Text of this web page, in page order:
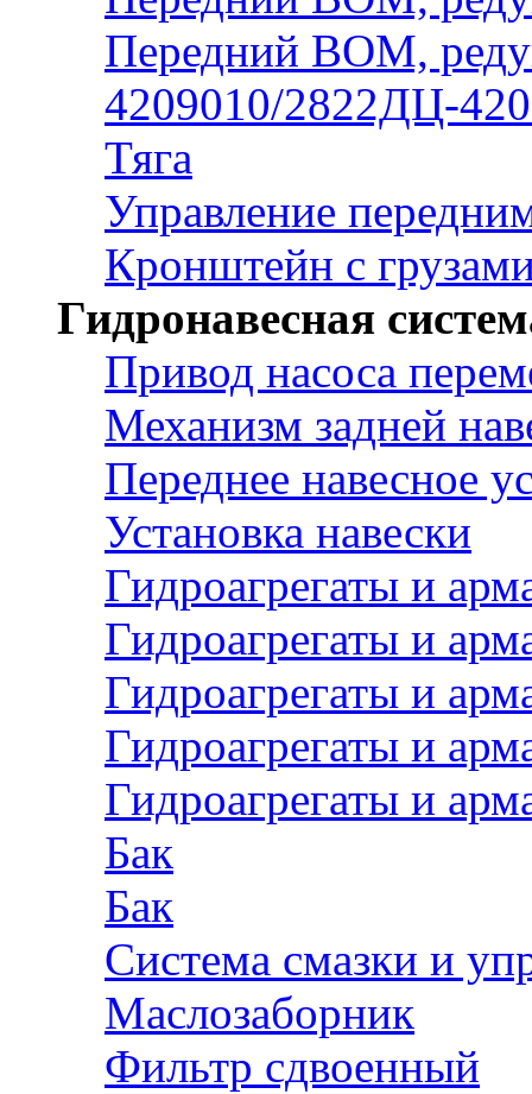
Передний ВОМ,
4209010/2822ДЦ-
Тяга
Управление
Кронштейн с
Гидронавесная
Привод насоса
Механизм задней
Переднее навесное
Установка навески
Гидроагрегаты и
Гидроагрегаты и
Гидроагрегаты и
Гидроагрегаты и
Гидроагрегаты и
Бак
Бак
Система смазки и
Маслозаборник
Фильтр сдвоенный